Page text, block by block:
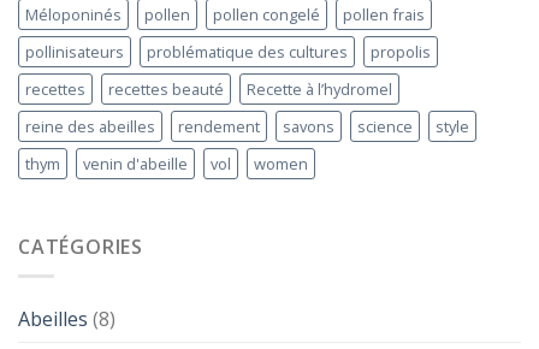
Méloponinés
pollen pollen congelé
pollen frais
pollinisateurs
problématique des cultures
propolis
recettes
recettes beauté
Recette à l’hydromel
reine des abeilles
rendement savons science
style
thym
venin d'abeille vol women
CATÉGORIES
Abeilles (8)